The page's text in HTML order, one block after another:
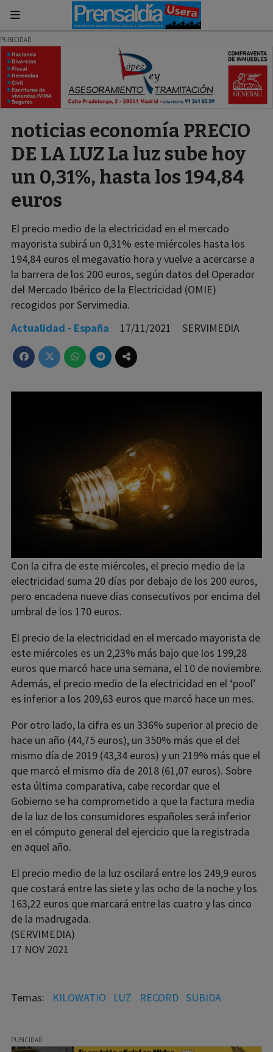
noticias economía PRECIO
DE LA LUZ La luz sube hoy
un 0,31%, hasta los 194,84
euros
El precio medio de la electricidad en el mercado
mayorista subirá un 0,31% este miércoles hasta los
194,84 euros el megavatio hora y vuelve a acercarse a
la barrera de los 200 euros, según datos del Operador
del Mercado Ibérico de la Electricidad (OMIE)
recogidos por Servimedia.
Actualidad - España
17/11/2021 SERVIMEDIA
Con la cifra de este miércoles, el precio medio de la
electricidad suma 20 días por debajo de los 200 euros,
pero encadena nueve días consecutivos por encima del
umbral de los 170 euros.
El precio de la electricidad en el mercado mayorista de
este miércoles es un 2,23% más bajo que los 199,28
euros que marcó hace una semana, el 10 de noviembre.
Además, el precio medio de la electricidad en el ‘pool’
es inferior a los 209,63 euros que marcó hace un mes.
Por otro lado, la cifra es un 336% superior al precio de
hace un año (44,75 euros), un 350% más que el del
mismo día de 2019 (43,34 euros) y un 219% más que el
que marcó el mismo día de 2018 (61,07 euros). Sobre
esta última comparativa, cabe recordar que el
Gobierno se ha comprometido a que la factura media
de la luz de los consumidores españoles será inferior
en el cómputo general del ejercicio que la registrada
en aquel año.
El precio medio de la luz oscilará entre los 249,9 euros
que costará entre las siete y las ocho de la noche y los
163,22 euros que marcará entre las cuatro y las cinco
de la madrugada.
(SERVIMEDIA)
17 NOV 2021
KILOWATIO LUZ RECORD SUBIDA